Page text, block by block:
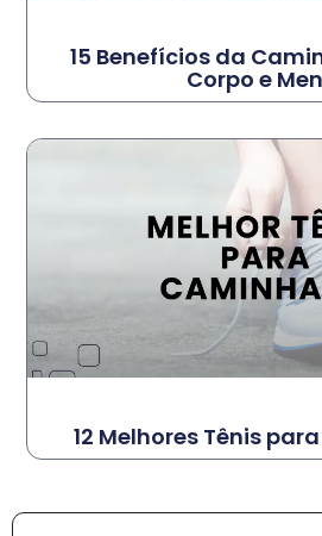
15 Benefícios da
Corpo e
12 Melhores Tênis